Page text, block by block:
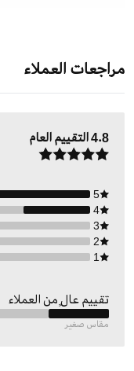
مراجعات العملاء
4.8التقييم العام
5
4
3
2
1
تقييم عالٍ من العملاء
مقاس صغير